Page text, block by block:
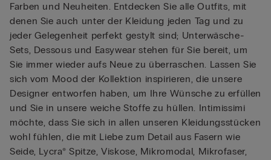
Farben und Neuheiten. Entdecken Sie alle Outfits, mit
denen Sie auch unter der Kleidung jeden Tag und zu
jeder Gelegenheit perfekt gestylt sind; Unterwäsche-
Sets, Dessous und Easywear stehen für Sie bereit, um
Sie immer wieder aufs Neue zu überraschen. Lassen Sie
sich vom Mood der Kollektion inspirieren, die unsere
Designer entworfen haben, um Ihre Wünsche zu erfüllen
und Sie in unsere weiche Stoffe zu hüllen. Intimissimi
möchte, dass Sie sich in allen unseren Kleidungsstücken
wohl fühlen, die mit Liebe zum Detail aus Fasern wie
Seide, Lycra® Spitze, Viskose, Mikromodal, Mikrofaser,